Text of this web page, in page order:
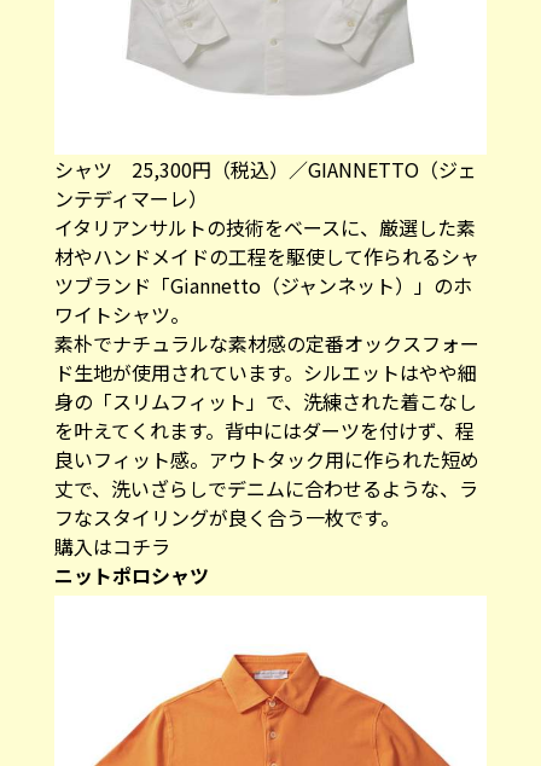
シャツ 25,300円（税込）／GIANNETTO（ジェ
ンテディマーレ）
イタリアンサルトの技術をベースに、厳選した素
材やハンドメイドの工程を駆使して作られるシャ
ツブランド「Giannetto（ジャンネット）」のホ
ワイトシャツ。
素朴でナチュラルな素材感の定番オックスフォー
ド生地が使用されています。シルエットはやや細
身の「スリムフィット」で、洗練された着こなし
を叶えてくれます。背中にはダーツを付けず、程
良いフィット感。アウトタック用に作られた短め
丈で、洗いざらしでデニムに合わせるような、ラ
フなスタイリングが良く合う一枚です。
購入はコチラ
ニットポロシャツ